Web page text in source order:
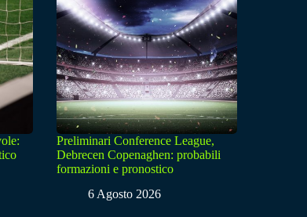
Preliminari Conference League,
Debrecen Copenaghen: probabili
formazioni e pronostico
6 Agosto 2026